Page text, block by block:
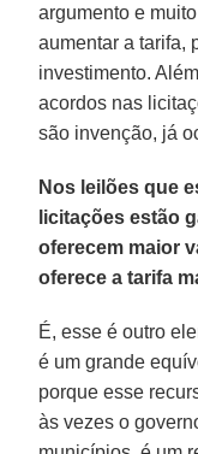
argumento e
aumentar a tarifa,
investimento.
acordos nas
são invenção, já
Nos leilões que
licitações estão
oferecem maior
oferece a tarifa
É, esse é outro
é um grande
porque esse
às vezes o